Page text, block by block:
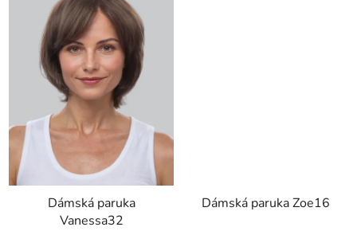
Dámská paruka
Vanessa32
Dámská paruka Zoe16